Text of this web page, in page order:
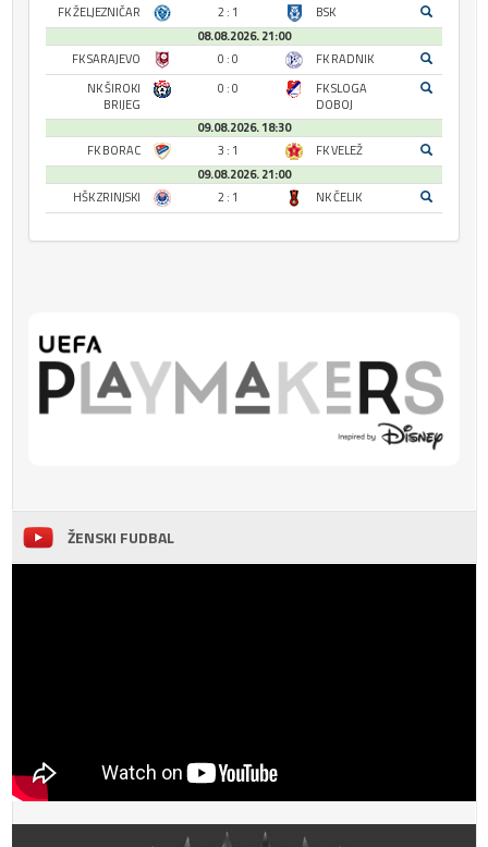
FK ŽELJEZNIČAR
2 : 1
BSK
08.08.2026. 21:00
FK SARAJEVO
0 : 0
FK RADNIK
NK ŠIROKI
BRIJEG
0 : 0
FK SLOGA
DOBOJ
09.08.2026. 18:30
FK BORAC
3 : 1
FK VELEŽ
09.08.2026. 21:00
HŠK ZRINJSKI
2 : 1 NK ČELIK
ŽENSKI FUDBAL